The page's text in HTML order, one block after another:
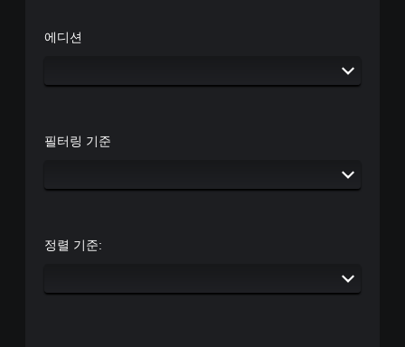
에디션
필터링 기준
정렬 기준: